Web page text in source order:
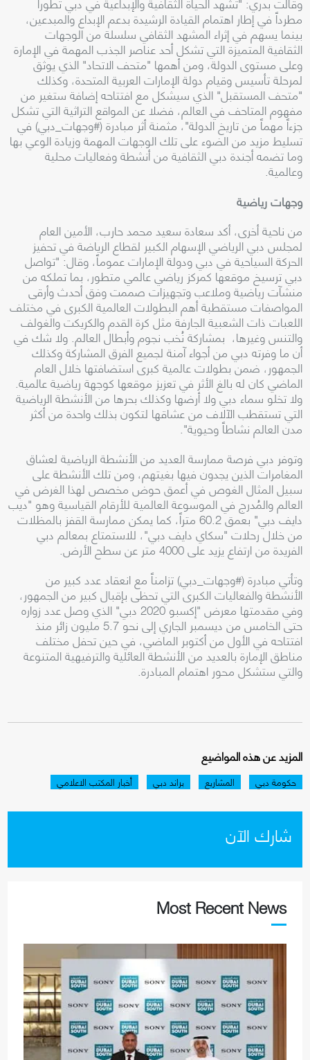
مطرداً في إطار اهتمام القيادة الرشيدة بدعم الإبداع والمبدعين،
بينما يسهم في إثراء المشهد الثقافي سلسلة من الوجهات
الثقافية المتميزة التي تشكل أحد عناصر الجذب المهمة في الإمارة
وعلى مستوى الدولة، ومن أهمها "متحف الاتحاد" الذي يوثق
لمرحلة تأسيس وقيام دولة الإمارات العربية المتحدة، وكذلك
"متحف المستقبل" الذي سيشكل مع افتتاحه إضافة ستغير من
مفهوم المتاحف في العالم، فضلا عن المواقع التراثية التي تشكل
جزءاً مهماً من تاريخ الدولة"، مثمنة أثر مبادرة (#وجهات_دبي) في
تسليط مزيد من الضوء على تلك الوجهات المهمة وزيادة الوعي بها
وما تضمه أجندة دبي الثقافية من أنشطة وفعاليات محلية
وعالمية.
وجهات رياضية
من ناحية أخرى، أكد سعادة سعيد محمد حارب، الأمين العام
لمجلس دبي الرياضي الإسهام الكبير لقطاع الرياضة في تحفيز
الحركة السياحية في دبي ودولة الإمارات عموماً، وقال: "تواصل
دبي ترسيخ موقعها كمركز رياضي عالمي متطور، بما تملكه من
منشآت رياضية وملاعب وتجهيزات صممت وفق أحدث وأرقى
المواصفات مستقطبة أهم البطولات العالمية الكبرى في مختلف
اللعبات ذات الشعبية الجارفة مثل كرة القدم والكريكت والغولف
والتنس وغيرها، بمشاركة نُخب نجوم وأبطال العالم. ولا شك في
أن ما وفرته دبي من أجواء آمنة لجميع الفرق المشاركة وكذلك
الجمهور، ضمن بطولات عالمية كبرى استضافتها خلال العام
الماضي كان له بالغ الأثر في تعزيز موقعها كوجهة رياضية عالمية.
ولا تخلو سماء دبي ولا أرضها وكذلك بحرها من الأنشطة الرياضية
التي تستقطب الآلاف من عشاقها لتكون بذلك واحدة من أكثر
مدن العالم نشاطاً وحيوية".
وتوفر دبي فرصة ممارسة العديد من الأنشطة الرياضية لعشاق
المغامرات الذين يجدون فيها بغيتهم، ومن تلك الأنشطة على
سبيل المثال الغوص في أعمق حوض مخصص لهذا الغرض في
العالم والمُدرج في الموسوعة العالمية للأرقام القياسية وهو "ديب
دايف دبي" بعمق 60.2 متراً، كما يمكن ممارسة القفز بالمظلات
من خلال رحلات "سكاي دايف دبي"، للاستمتاع بمعالم دبي
الفريدة من ارتفاع يزيد على 4000 متر عن سطح الأرض.
وتأتي مبادرة (#وجهات_دبي) تزامناً مع انعقاد عدد كبير من
الأنشطة والفعاليات الكبرى التي تحظى بإقبال كبير من الجمهور،
وفي مقدمتها معرض "إكسبو 2020 دبي" الذي وصل عدد زواره
حتى الخامس من ديسمبر الجاري إلى نحو 5.7 مليون زائر منذ
افتتاحه في الأول من أكتوبر الماضي، في حين تحفل مختلف
مناطق الإمارة بالعديد من الأنشطة العائلية والترفيهية المتنوعة
والتي ستشكل محور اهتمام المبادرة.
المزيد عن هذه المواضيع
حكومة دبي المشاريع براند دبي أخبار المكتب الاعلامي
شارك الآن
Most Recent News